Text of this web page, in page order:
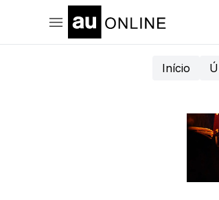
Início